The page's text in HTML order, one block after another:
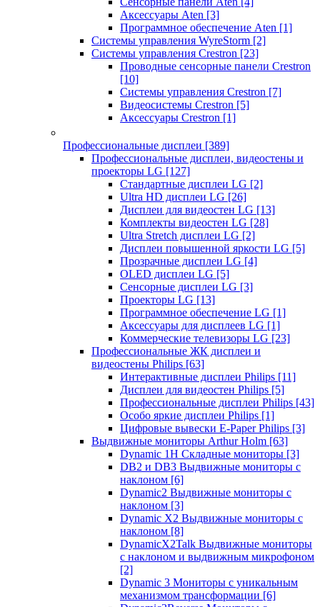
Аксессуары Aten [3]
Программное обеспечение Aten [1]
Системы управления WyreStorm [2]
Системы управления Crestron [23]
Проводные сенсорные панели Crestron
[10]
Системы управления Crestron [7]
Видеосистемы Crestron [5]
Аксессуары Crestron [1]
Профессиональные дисплеи [389]
Профессиональные дисплеи, видеостены и
проекторы LG [127]
Стандартные дисплеи LG [2]
Ultra HD дисплеи LG [26]
Дисплеи для видеостен LG [13]
Комплекты видеостен LG [28]
Ultra Stretch дисплеи LG [2]
Дисплеи повышенной яркости LG [5]
Прозрачные дисплеи LG [4]
OLED дисплеи LG [5]
Сенсорные дисплеи LG [3]
Проекторы LG [13]
Программное обеспечение LG [1]
Аксессуары для дисплеев LG [1]
Коммерческие телевизоры LG [23]
Профессиональные ЖК дисплеи и
видеостены Philips [63]
Интерактивные дисплеи Philips [11]
Дисплеи для видеостен Philips [5]
Профессиональные дисплеи Philips [43]
Особо яркие дисплеи Philips [1]
Цифровые вывески E-Paper Philips [3]
Выдвижные мониторы Arthur Holm [63]
Dynamic 1Н Складные мониторы [3]
DB2 и DB3 Выдвижные мониторы с
наклоном [6]
Dynamic2 Выдвижные мониторы с
наклоном [3]
Dynamic X2 Выдвижные мониторы с
наклоном [8]
DynamicX2Talk Выдвижные мониторы
с наклоном и выдвижным микрофоном
[2]
Dynamic 3 Мониторы с уникальным
механизмом трансформации [6]